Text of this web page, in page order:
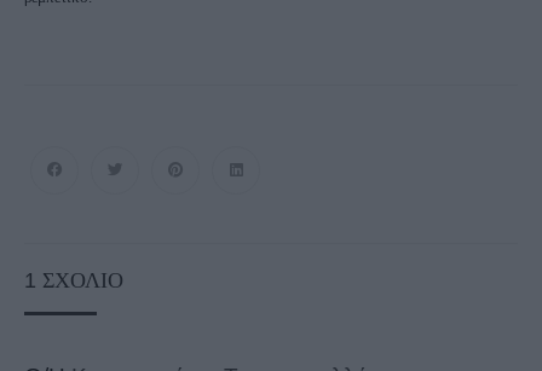
1 ΣΧΌΛΙΟ